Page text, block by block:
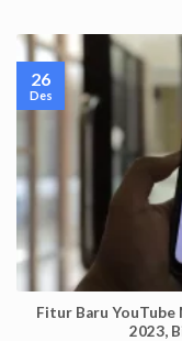
Fitur Baru YouTube
2023,
26
Des